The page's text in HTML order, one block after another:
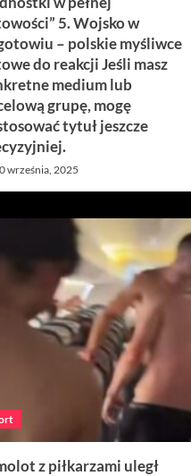
5. Wojsko w
– polskie myśliwce
do reakcji Jeśli masz
medium lub
grupę, mogę
tytuł jeszcze
września, 2025
z piłkarzami uległ